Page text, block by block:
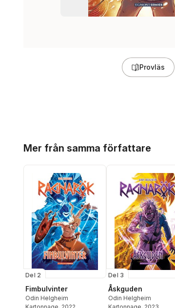
Provläs
Mer från samma författare
Del 2
Fimbulvinter
Odin Helgheim
Del 3
Åskguden
Odin Helgheim